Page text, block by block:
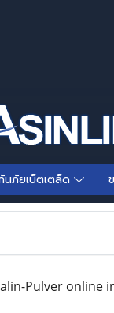
นภัยเบ็ตเตล็ด
Pulver online